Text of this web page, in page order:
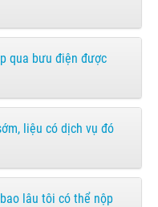
qua bưu điện được
liệu có dịch vụ đó
lâu tôi có thể nộp